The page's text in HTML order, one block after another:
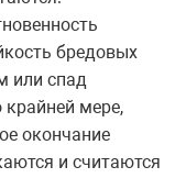
бредовых
или спад
крайней мере,
окончание
и считаются